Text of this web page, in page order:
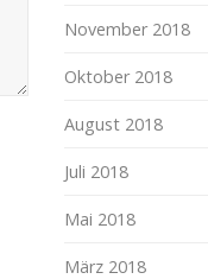
November 2018
Oktober 2018
August 2018
Juli 2018
Mai 2018
März 2018